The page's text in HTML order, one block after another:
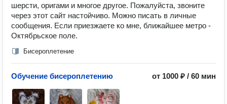
шерсти, оригами и многое другое. Пожалуйста, звоните
через этот сайт настойчиво. Можно писать в личные
сообщения. Если приезжаете ко мне, ближайшее метро -
Октябрьское поле.
Бисероплетение
Обучение бисероплетению от 1000 ₽ / 60 мин